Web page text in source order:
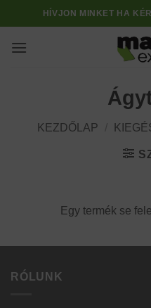
to
content
HÍVJON MINKET HA
KEZDŐLAP
Egy termék se
RÓLUNK